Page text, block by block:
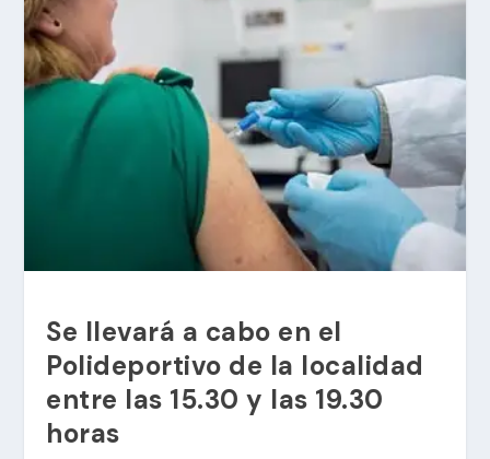
Se llevará a cabo en el
Polideportivo de la localidad
entre las 15.30 y las 19.30
horas